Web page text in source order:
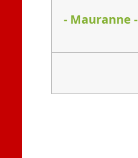
- Mauranne -